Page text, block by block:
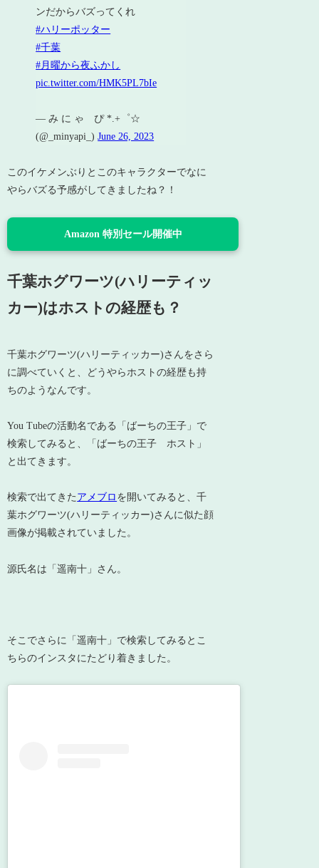
ンだからバズってくれ
#ハリーポッター
#千葉
#月曜から夜ふかし
pic.twitter.com/HMK5PL7bIe
— み に ゃ ぴ *.+゜☆
(@_minyapi_)June 26, 2023
このイケメンぶりとこのキャラクターでなに
やらバズる予感がしてきましたね？！
Amazon 特別セール開催中
千葉ホグワーツ(ハリーティッ
カー)はホストの経歴も？
千葉ホグワーツ(ハリーティッカー)さんをさら
に調べていくと、どうやらホストの経歴も持
ちのようなんです。
You Tubeの活動名である「ばーちの王子」で
検索してみると、「ばーちの王子 ホスト」
と出てきます。
検索で出てきた アメブロ を開いてみると、千
葉ホグワーツ(ハリーティッカー)さんに似た顔
画像が掲載されていました。
源氏名は「遥南十」さん。
そこでさらに「遥南十」で検索してみるとこ
ちらのインスタにたどり着きました。